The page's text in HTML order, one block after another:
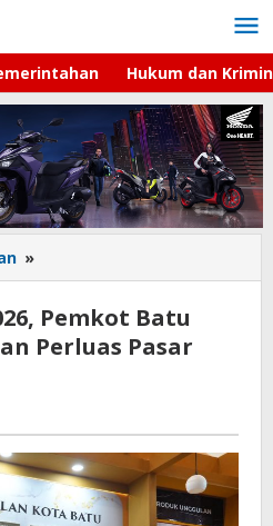
Hukum dan
»
di
2026,
Pemkot
Perluas
Pasar
UMKM
Pemkot Batu
Perluas Pasar